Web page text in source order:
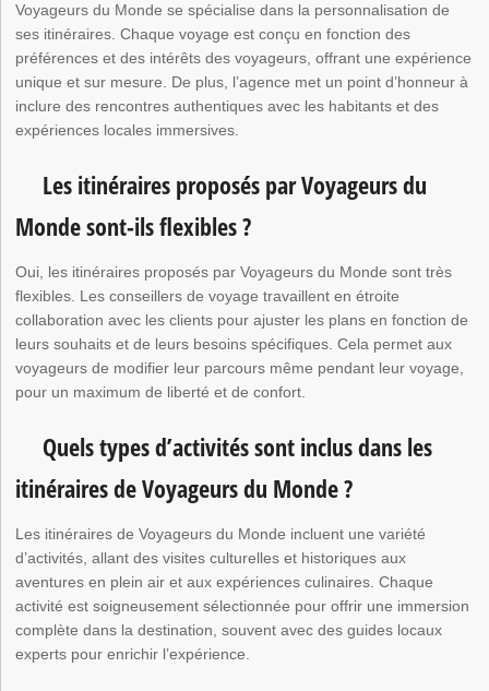
Voyageurs du Monde se spécialise dans la personnalisation de
ses itinéraires. Chaque voyage est conçu en fonction des
préférences et des intérêts des voyageurs, offrant une expérience
unique et sur mesure. De plus, l’agence met un point d’honneur à
inclure des rencontres authentiques avec les habitants et des
expériences locales immersives.
Les itinéraires proposés par Voyageurs du
Monde sont-ils flexibles ?
Oui, les itinéraires proposés par Voyageurs du Monde sont très
flexibles. Les conseillers de voyage travaillent en étroite
collaboration avec les clients pour ajuster les plans en fonction de
leurs souhaits et de leurs besoins spécifiques. Cela permet aux
voyageurs de modifier leur parcours même pendant leur voyage,
pour un maximum de liberté et de confort.
Quels types d’activités sont inclus dans les
itinéraires de Voyageurs du Monde ?
Les itinéraires de Voyageurs du Monde incluent une variété
d’activités, allant des visites culturelles et historiques aux
aventures en plein air et aux expériences culinaires. Chaque
activité est soigneusement sélectionnée pour offrir une immersion
complète dans la destination, souvent avec des guides locaux
experts pour enrichir l’expérience.